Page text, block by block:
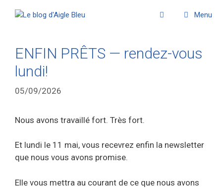
Menu
ENFIN PRÊTS — rendez-vous
lundi!
05/09/2026
Nous avons travaillé fort. Très fort.
Et lundi le 11 mai, vous recevrez enfin la newsletter
que nous vous avons promise.
Elle vous mettra au courant de ce que nous avons